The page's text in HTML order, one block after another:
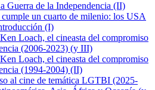
Guerra de la Independencia (II)
un cuarto de milenio: los USA
(I)
Loach, el cineasta del compromiso
(2006-2023) (y III)
Loach, el cineasta del compromiso
(1994-2004) (II)
al cine de temática LGTBI (2025-